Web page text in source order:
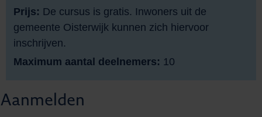
Prijs: De cursus is gratis. Inwoners uit de
gemeente Oisterwijk kunnen zich hiervoor
inschrijven.
Maximum aantal deelnemers: 10
Aanmelden